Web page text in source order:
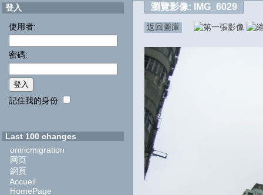
登入
使用者:
密碼:
記住我的身份
Last 100 changes
oniricmigration
网页
網頁
Accueil
HomePage
瀏覽影像: IMG_6029
返回圖庫